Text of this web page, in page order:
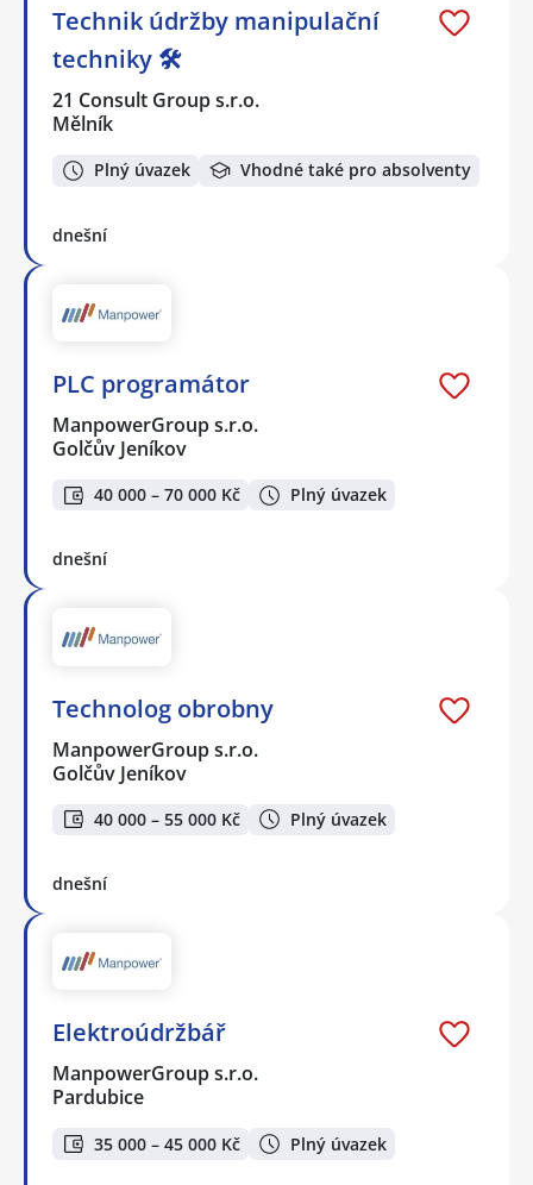
Technik údržby manipulační
techniky 🛠️
21 Consult Group s.r.o.
Mělník
Plný úvazek Vhodné také pro absolventy
dnešní
PLC programátor
ManpowerGroup s.r.o.
Golčův Jeníkov
40 000 – 70 000 Kč Plný úvazek
dnešní
Technolog obrobny
ManpowerGroup s.r.o.
Golčův Jeníkov
40 000 – 55 000 Kč Plný úvazek
dnešní
Elektroúdržbář
ManpowerGroup s.r.o.
Pardubice
35 000 – 45 000 Kč Plný úvazek